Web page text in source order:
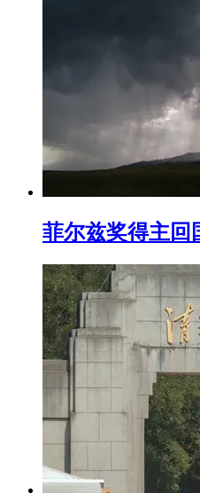
菲尔兹奖得主回